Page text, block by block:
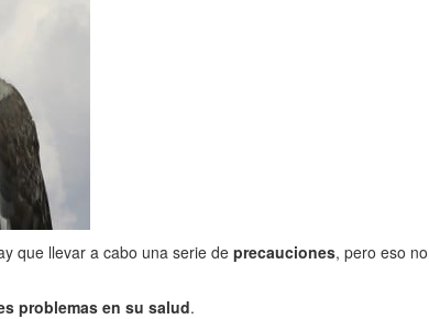
que llevar a cabo una serie de precauciones, pero eso
problemas en su salud.